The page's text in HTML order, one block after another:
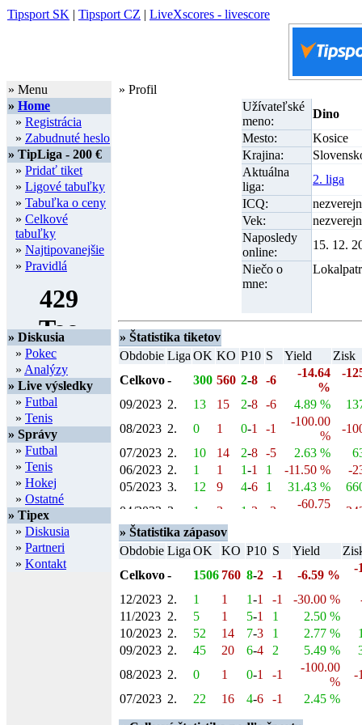
Tipsport SK | Tipsport CZ | LiveXscores - livescore
» Menu
» Home
» Registrácia
» Zabudnuté heslo
» TipLiga - 200 €
» Pridať tiket
» Ligové tabuľky
» Tabuľka o ceny
» Celkové
tabuľky
» Najtipovanejšie
» Pravidlá
» Diskusia
» Pokec
» Analýzy
» Live výsledky
» Futbal
» Tenis
» Správy
» Futbal
» Tenis
» Hokej
» Ostatné
» Tipex
» Diskusia
» Partneri
» Kontakt
» Profil
Užívateľské
meno:
Dino
Mesto:
Kosice
Krajina:
Aktuálna
liga:
2. liga
ICQ:
Vek:
Naposledy
online:
15. 12.
Niečo o
mne:
» Štatistika tiketov
Obdobie Liga OK KO P10 S Yield
Zisk
Celkovo- 300 560 2-8 -6
-14.64
%
-
09/2023 2. 13 15 2-8 -6 4.89 %
08/2023 2. 0 1 0-1 -1
-100.00
%
-
07/2023 2. 10 14 2-8 -5 2.63 %
06/2023 2. 1 1 1-1 1 -11.50 %
-
05/2023 3. 12 9 4-6 1 31.43 %
04/2023 3. 1 3 1 3 -3
-60.75
-
03/2023 4. 13 16
02/2023 4. 1 6 1- 6 -3
-73.14
-
-100.00
%
12/2022 4. 4 11 -8 -3
-39.60
%
11/2022 4. 7 17 2-8 -4
-23.33
%
-
-37.36
%
09/2022 4. 5 12 3-7 -1
» Štatistika zápasov
Obdobie Liga OK KO P10 S Yield
Celkovo- 1506 760 8-2 -1 -6.59 %
-
12/2023 2. 1 1 1-1 -1 -30.00 %
11/2023 2. 5 1 5-1 1
2.50 %
10/2023 2. 52 14 7-3 1 2.77 %
09/2023 2. 45 20 6-4 2 5.49 %
08/2023 2. 0 1 0-1 -1
-100.00
%
-
07/2023 2. 22 16 4-6 -1
2.45 %